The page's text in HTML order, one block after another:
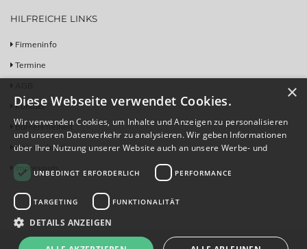
HILFREICHE LINKS
Firmeninfo
Termine
Kontakt
Barrierefreiheit
Datenschutz
Impressum
×
Diese Webseite verwendet Cookies.
Wir verwenden Cookies, um Inhalte und Anzeigen zu personalisieren
und unseren Datenverkehr zu analysieren. Wir geben Informationen
über Ihre Nutzung unserer Website auch an unsere Werbe- und
Informationen kombinieren, die Sie ihnen bereitgestellt haben oder
Weitere Informationen
UNBEDINGT ERFORDERLICH PERFORMANCE
TARGETING FUNKTIONALITÄT
DETAILS ANZEIGEN